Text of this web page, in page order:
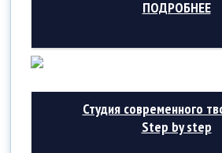
ПОДРОБНЕЕ
Студия современного
Step by step